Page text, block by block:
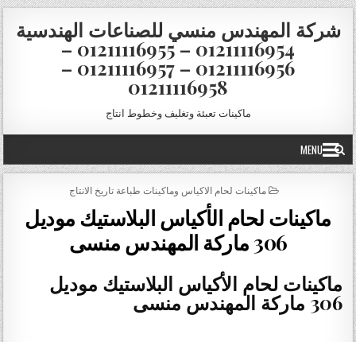
Skip to content
شركة المهندس منسي للصناعات الهندسية
01211116954 – 01211116955 –
01211116956 – 01211116957 –
01211116958
ماكينات تعبئة وتغليف وخطوط انتاج
MENU
POSTED IN
ماكينات لحام الاكياس وماكينات طباعة تاريخ الانتاج
ماكينات لحام الأكياس البلاستيك موديل
306 ماركة المهندس منسى
ماكينات لحام الأكياس البلاستيك موديل
306 ماركة المهندس منسى